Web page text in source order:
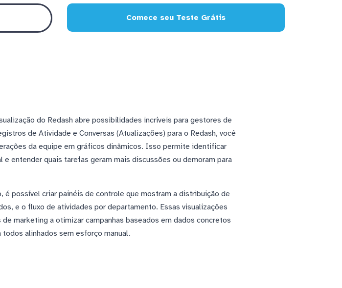
Comece seu Teste Grátis
do Redash abre possibilidades incríveis para gestores de
de Atividade e Conversas (Atualizações) para o Redash, você
da equipe em gráficos dinâmicos. Isso permite identificar
entender quais tarefas geram mais discussões ou demoram para
possível criar painéis de controle que mostram a distribuição de
e o fluxo de atividades por departamento. Essas visualizações
marketing a otimizar campanhas baseados em dados concretos
alinhados sem esforço manual.